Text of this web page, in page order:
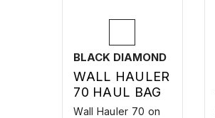
BLACK DIAMOND
WALL HAULER
70 HAUL BAG
– HAUL-BAG
Wall Hauler 70 on